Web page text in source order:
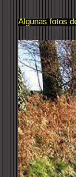
Algunas fotos